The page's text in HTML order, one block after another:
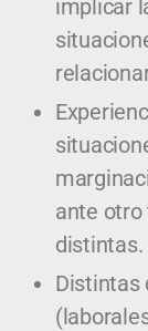
implicar
ante otro
distintas.
Distintas